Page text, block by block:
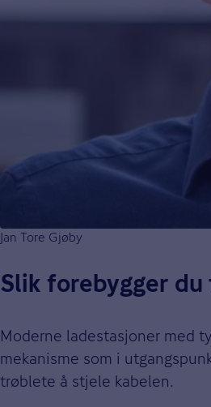
Jan Tore Gjøby
Slik forebygger du
Moderne ladestasjoner med
mekanisme som i
trøblete å stjele kabelen.